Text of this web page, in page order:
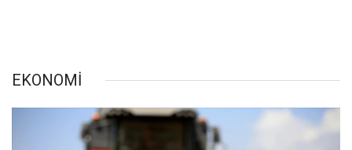
EKONOMİ